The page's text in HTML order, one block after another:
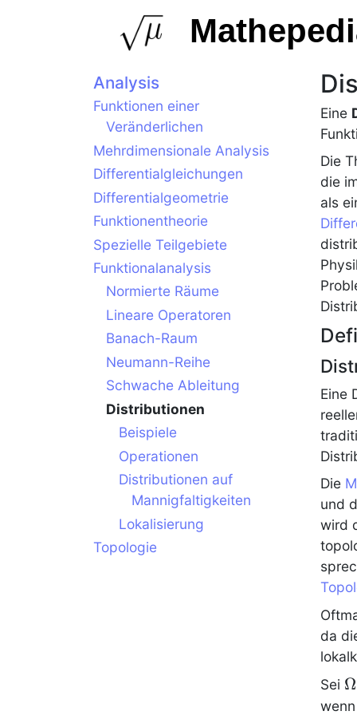
Eine
Die
die
als
Eine
Die
und
wird
da
Sei Ω
Analysis
Funktionen einer
Veränderlichen
Mehrdimensionale Analysis
Differentialgleichungen
Differentialgeometrie
Funktionentheorie
Spezielle Teilgebiete
Funktionalanalysis
Normierte Räume
Lineare Operatoren
Banach-Raum
Neumann-Reihe
Schwache Ableitung
Distributionen
Beispiele
Operationen
Distributionen auf
Mannigfaltigkeiten
Lokalisierung
Topologie